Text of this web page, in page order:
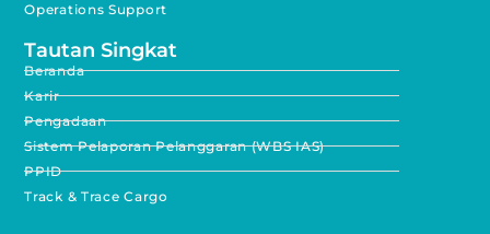
Operations Support
Tautan Singkat
Beranda
Karir
Pengadaan
Sistem Pelaporan Pelanggaran (WBS IAS)
PPID
Track & Trace Cargo